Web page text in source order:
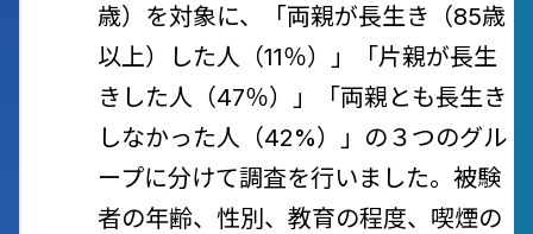
歳）を対象に、「両親が長生き（85歳
以上）した人（11％）」「片親が長生
きした人（47％）」「両親とも長生き
しなかった人（42%）」の３つのグル
ープに分けて調査を行いました。被験
者の年齢、性別、教育の程度、喫煙の